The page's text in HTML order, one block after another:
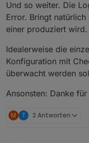
Und so weiter. Die
Error. Bringt
einer produziert wird.
Idealerweise die
Konfiguration mit
überwacht werden
Ansonsten: Danke
M T 2 Antworten